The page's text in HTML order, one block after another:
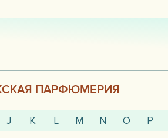
ПАРФЮМЕРИЯ
J K L M N O P